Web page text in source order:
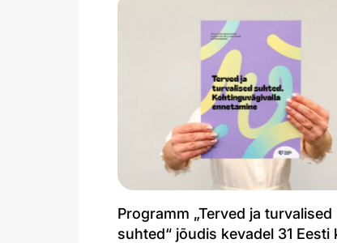
Programm „Terved ja turvalised
suhted“ jõudis kevadel 31 Eesti